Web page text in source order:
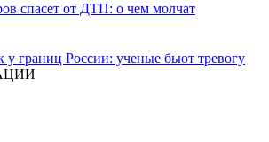
спасет от ДТП: о чем молчат
границ России: ученые бьют тревогу